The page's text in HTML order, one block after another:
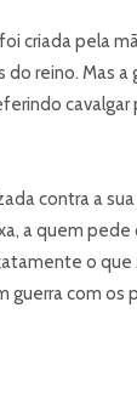
criada pela
reino. Mas
contra a
a quem
o
guerra com os